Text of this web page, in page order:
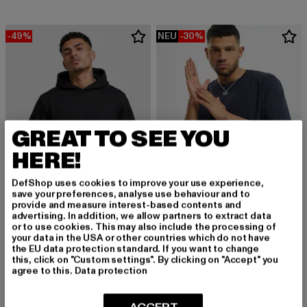
-49%
URBAN CLASSICS
Basic Essential
17,84 EUR
Derzeitiger Preis: 17,84 EUR
34,99 EURAktionspreis: 34,99 EUR
NEU -30%
URBAN CLASSICS
Heavy Oversized
15,99 EUR
Derzeitiger Preis: 15,99 EUR
22,99 EURAktionspreis:
GREAT TO SEE YOU
HERE!
DefShop uses cookies to improve your use experience,
save your preferences, analyse use behaviour and to
provide and measure interest-based contents and
advertising. In addition, we allow partners to extract data
or to use cookies. This may also include the processing of
your data in the USA or other countries which do not have
the EU data protection standard. If you want to change
this, click on "Custom settings". By clicking on "Accept" you
agree to this. Data protection